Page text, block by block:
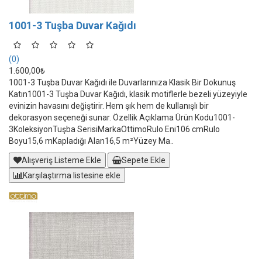
1001-3 Tuşba Duvar Kağıdı
(0)
1.600,00₺
1001-3 Tuşba Duvar Kağıdı ile Duvarlarınıza Klasik Bir Dokunuş
Katın1001-3 Tuşba Duvar Kağıdı, klasik motiflerle bezeli yüzeyiyle
evinizin havasını değiştirir. Hem şık hem de kullanışlı bir
dekorasyon seçeneği sunar. Özellik Açıklama Ürün Kodu1001-
3KoleksiyonTuşba SerisiMarkaOttimoRulo Eni106 cmRulo
Boyu15,6 mKapladığı Alan16,5 m²Yüzey Ma..
Alışveriş Listeme Ekle
Sepete Ekle
Karşılaştırma listesine ekle